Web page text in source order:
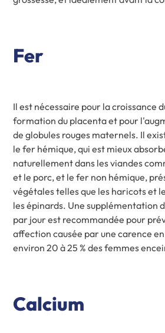
Fer
Il est nécessaire pour la croissance
formation du placenta et pour
de globules rouges maternels. Il
le fer hémique, qui est mieux
naturellement dans les viandes
et le porc, et le fer non hémique,
végétales telles que les haricots et
les épinards. Une supplémentation
par jour est recommandée pour
affection causée par une carence
environ 20 à 25 % des femmes
Calcium